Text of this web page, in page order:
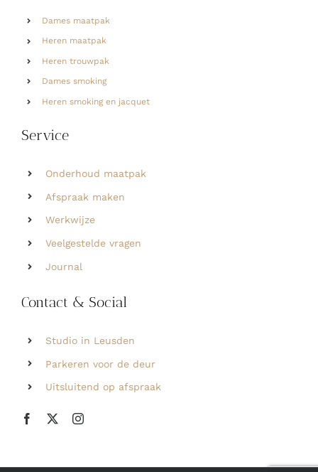
Dames maatpak
Heren maatpak
Heren trouwpak
Dames smoking
Heren smoking en jacquet
Service
Onderhoud maatpak
Afspraak maken
Werkwijze
Veelgestelde vragen
Journal
Contact & Social
Studio in Leusden
Parkeren voor de deur
Uitsluitend op afspraak